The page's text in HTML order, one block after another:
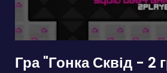
Гра "Гонка Сквід - 2